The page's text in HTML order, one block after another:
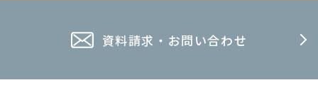
資料請求・お問い合わせ